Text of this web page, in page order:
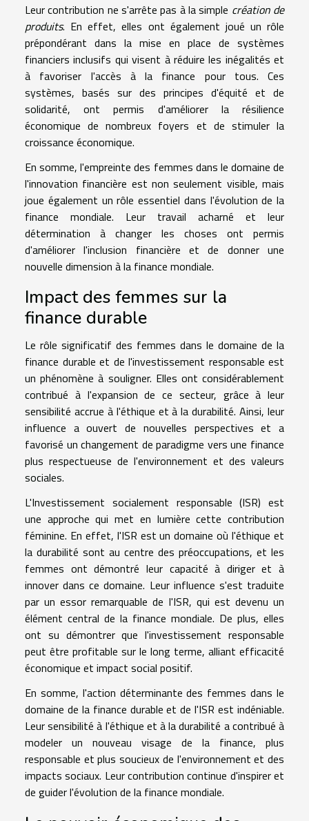
Leur contribution ne s'arrête pas à la simple création de
produits. En effet, elles ont également joué un rôle
prépondérant dans la mise en place de systèmes
financiers inclusifs qui visent à réduire les inégalités et
à favoriser l'accès à la finance pour tous. Ces
systèmes, basés sur des principes d'équité et de
solidarité, ont permis d'améliorer la résilience
économique de nombreux foyers et de stimuler la
croissance économique.
En somme, l'empreinte des femmes dans le domaine de
l'innovation financière est non seulement visible, mais
joue également un rôle essentiel dans l'évolution de la
finance mondiale. Leur travail acharné et leur
détermination à changer les choses ont permis
d'améliorer l'inclusion financière et de donner une
nouvelle dimension à la finance mondiale.
Impact des femmes sur la
finance durable
Le rôle significatif des femmes dans le domaine de la
finance durable et de l'investissement responsable est
un phénomène à souligner. Elles ont considérablement
contribué à l'expansion de ce secteur, grâce à leur
sensibilité accrue à l'éthique et à la durabilité. Ainsi, leur
influence a ouvert de nouvelles perspectives et a
favorisé un changement de paradigme vers une finance
plus respectueuse de l'environnement et des valeurs
sociales.
L'Investissement socialement responsable (ISR) est
une approche qui met en lumière cette contribution
féminine. En effet, l'ISR est un domaine où l'éthique et
la durabilité sont au centre des préoccupations, et les
femmes ont démontré leur capacité à diriger et à
innover dans ce domaine. Leur influence s'est traduite
par un essor remarquable de l'ISR, qui est devenu un
élément central de la finance mondiale. De plus, elles
ont su démontrer que l'investissement responsable
peut être profitable sur le long terme, alliant efficacité
économique et impact social positif.
En somme, l'action déterminante des femmes dans le
domaine de la finance durable et de l'ISR est indéniable.
Leur sensibilité à l'éthique et à la durabilité a contribué à
modeler un nouveau visage de la finance, plus
responsable et plus soucieux de l'environnement et des
impacts sociaux. Leur contribution continue d'inspirer et
de guider l'évolution de la finance mondiale.